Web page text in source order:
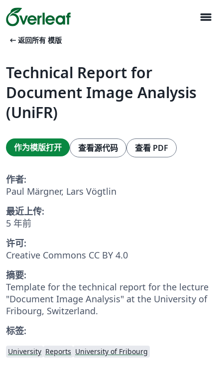
menu
arrow_left_alt 返回所有 模版
Technical Report for
Document Image Analysis
(UniFR)
作为模版打开 查看源代码 查看 PDF
作者:
Paul Märgner, Lars Vögtlin
最近上传:
5 年前
许可:
Creative Commons CC BY 4.0
摘要:
Template for the technical report for the lecture
"Document Image Analysis" at the University of
Fribourg, Switzerland.
标签:
University Reports University of Fribourg